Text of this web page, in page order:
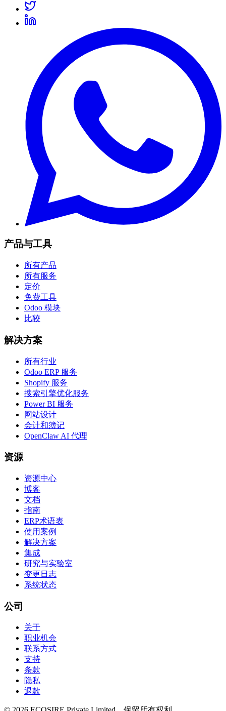
产品与工具
所有产品
所有服务
定价
免费工具
Odoo 模块
比较
解决方案
所有行业
Odoo ERP 服务
Shopify 服务
搜索引擎优化服务
Power BI 服务
网站设计
会计和簿记
OpenClaw AI 代理
资源
资源中心
博客
文档
指南
ERP术语表
使用案例
解决方案
集成
研究与实验室
变更日志
系统状态
公司
关于
职业机会
联系方式
支持
条款
隐私
退款